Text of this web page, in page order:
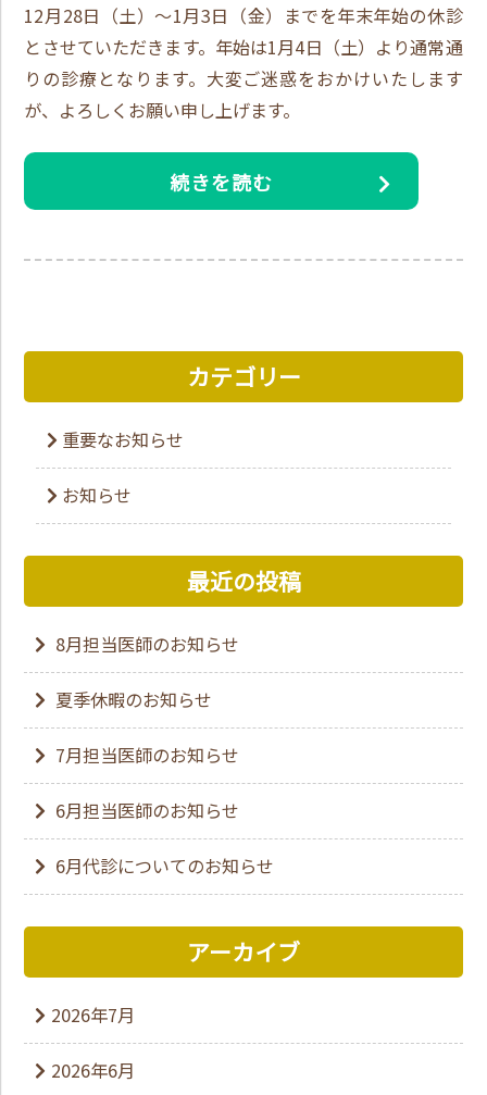
12月28日（土）～1月3日（金）までを年末年始の休診
とさせていただきます。年始は1月4日（土）より通常通
りの診療となります。大変ご迷惑をおかけいたします
が、よろしくお願い申し上げます。
続きを読む
カテゴリー
重要なお知らせ
お知らせ
最近の投稿
8月担当医師のお知らせ
夏季休暇のお知らせ
7月担当医師のお知らせ
6月担当医師のお知らせ
6月代診についてのお知らせ
アーカイブ
2026年7月
2026年6月